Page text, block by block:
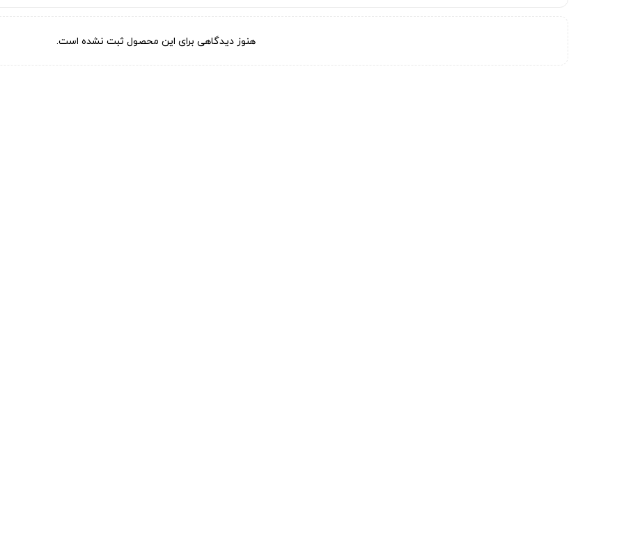
هنوز دیدگاهی برای این محصول ثبت نشده است.